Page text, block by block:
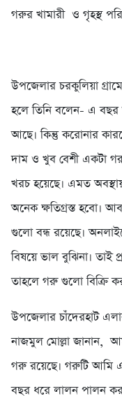
গরুর খামারী ও গৃহস্থ
উপজেলার চরকুলিয়া
হলে তিনি বলেন- এ
আছে। কিন্তু করোনার
দাম ও খুব বেশী একটা
খরচ হয়েছে। এমত
অনেক ক্ষতিগ্রস্ত হবো।
গুলো বন্ধ রয়েছে।
বিষয়ে ভাল বুঝিনা।
তাহলে গরু গুলো বিক্রি
উপজেলার চাঁদেরহাট
নাজমুল মোল্লা জানান,
গরু রয়েছে। গরুটি আমি
বছর ধরে লালন পালন